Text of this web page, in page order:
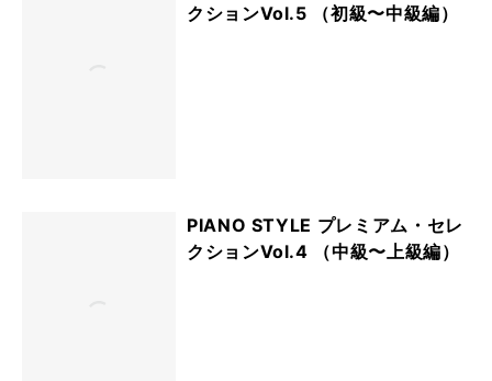
クションVol.5 （初級〜中級編）
PIANO STYLE プレミアム・セレ
クションVol.4 （中級〜上級編）